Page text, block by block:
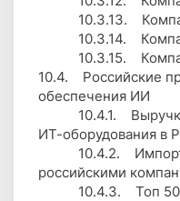
10.3.13.
10.3.14.
10.3.15.
10.4. Российские
обеспечения ИИ
10.4.1. Выручка
ИТ-оборудования в
10.4.2. Импорт
российскими
10.4.3. Топ 50